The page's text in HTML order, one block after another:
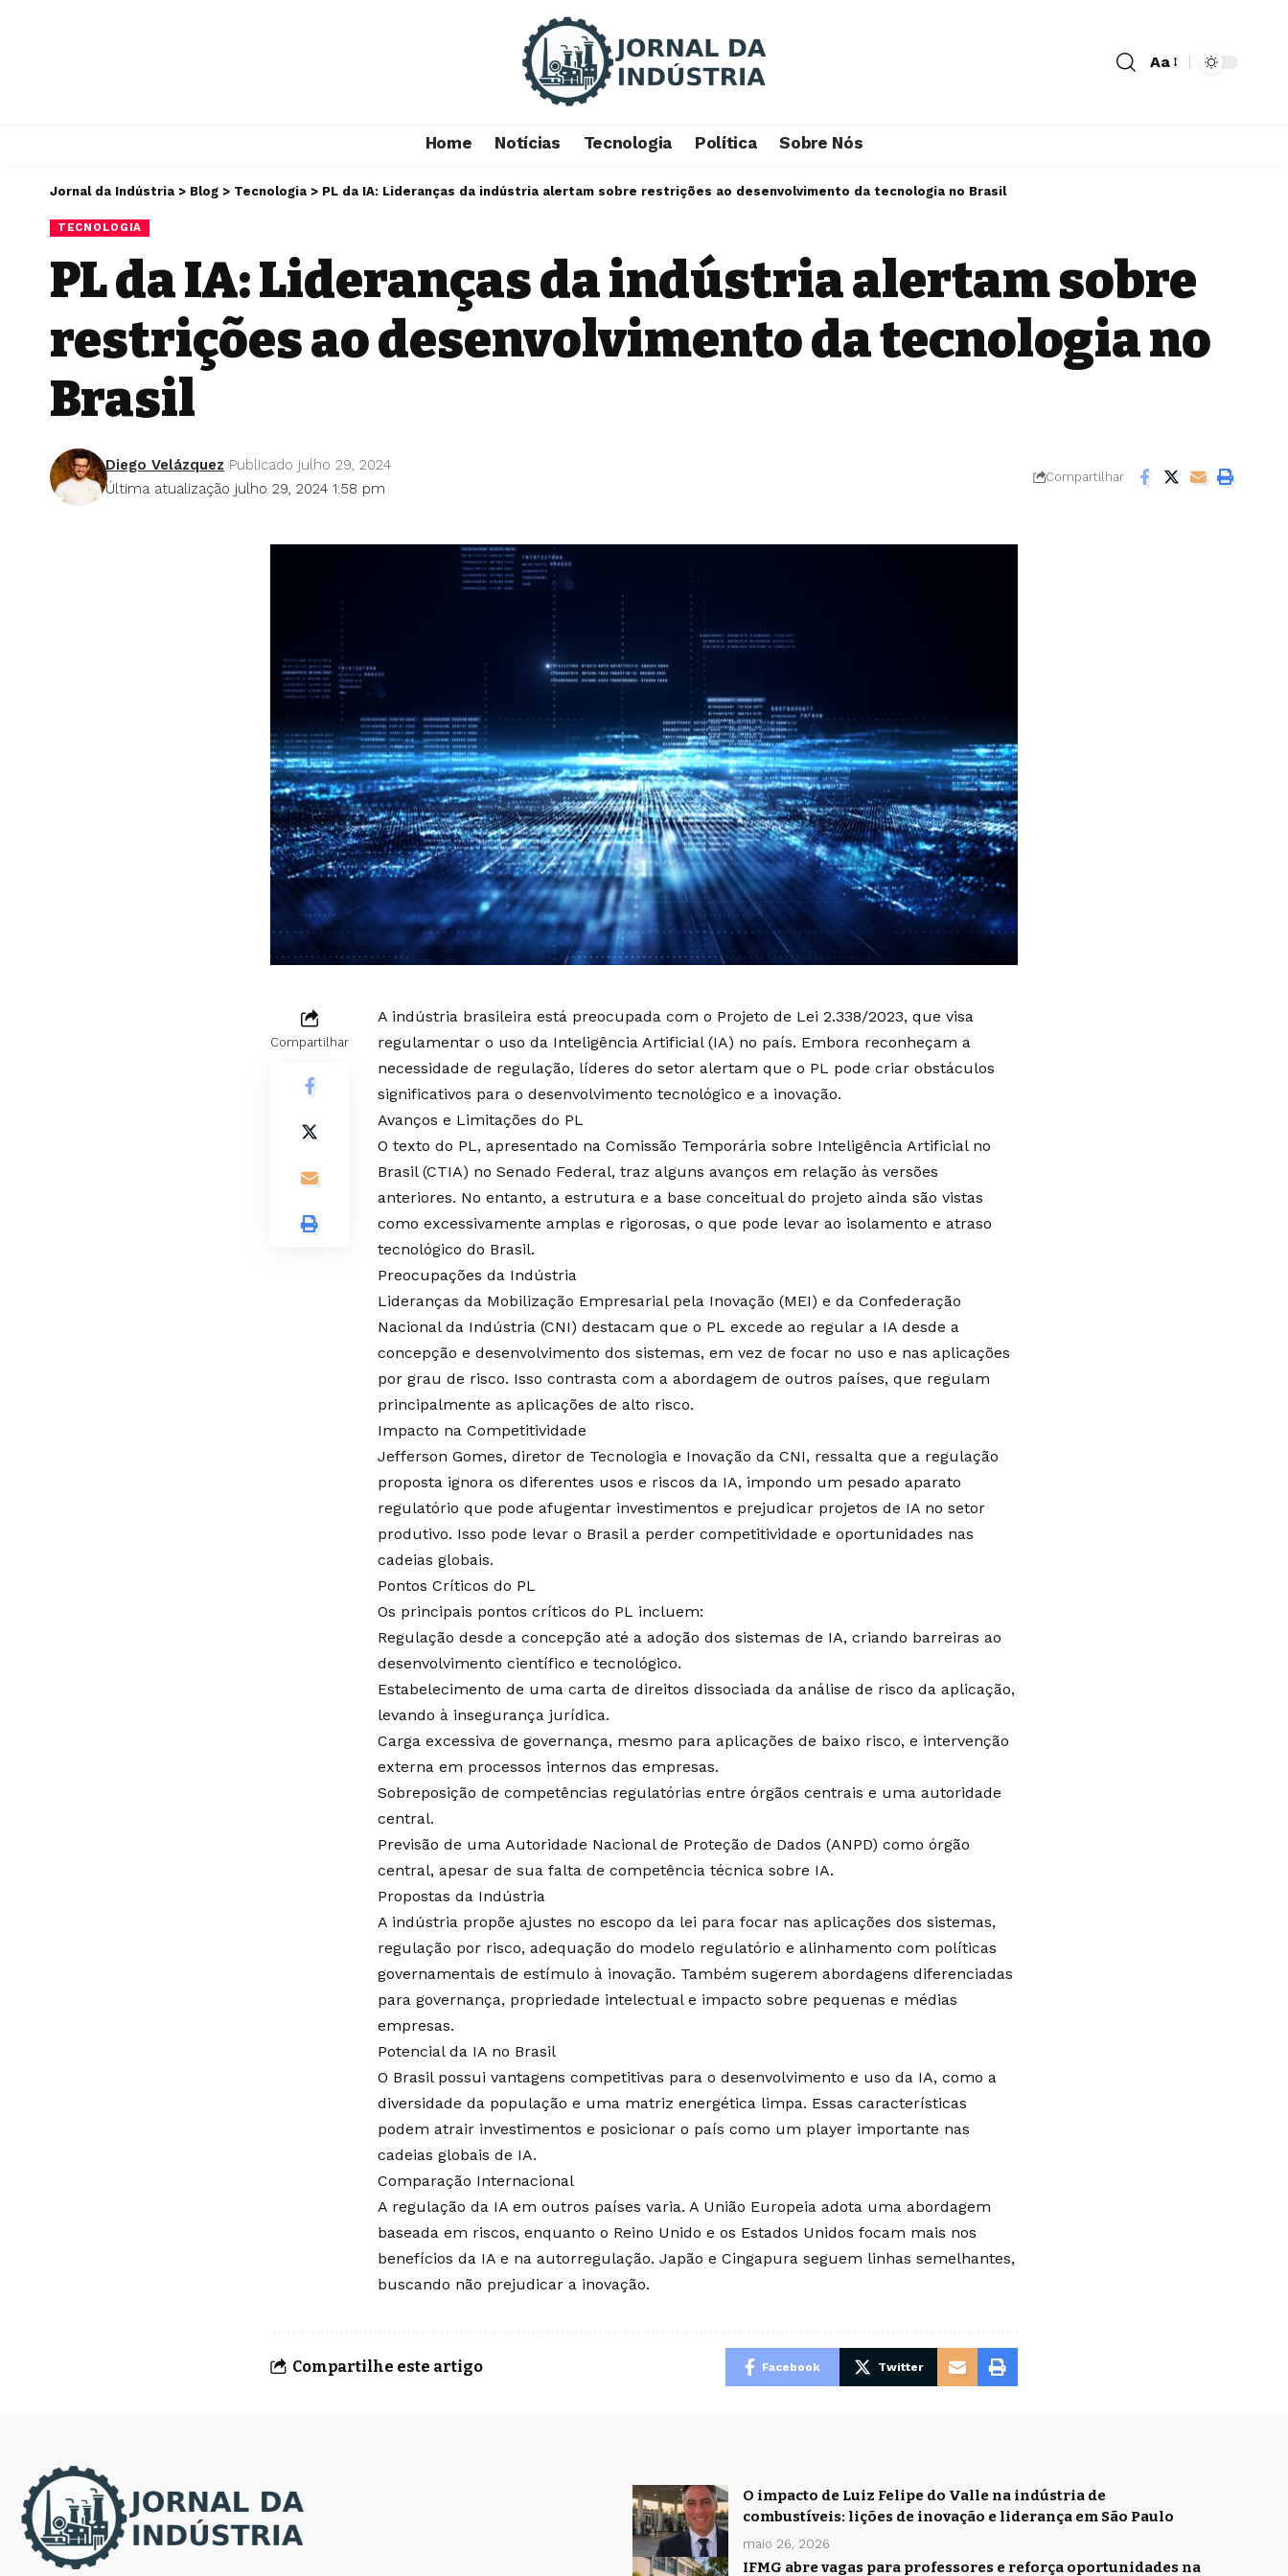
Aa
Home Notícias Tecnologia Política Sobre Nós
Jornal da Indústria > Blog > Tecnologia > PL da IA: Lideranças da indústria alertam sobre restrições ao desenvolvimento da tecnologia no Brasil
TECNOLOGIA
PL da IA: Lideranças da indústria alertam sobre
restrições ao desenvolvimento da tecnologia no
Brasil
Última atualização julho 29, 2024 1:58 pm
Diego Velázquez Publicado julho 29, 2024
Compartilhar
Compartilhar
A indústria brasileira está preocupada com o Projeto de Lei 2.338/2023, que visa
regulamentar o uso da Inteligência Artificial (IA) no país. Embora reconheçam a
necessidade de regulação, líderes do setor alertam que o PL pode criar obstáculos
significativos para o desenvolvimento tecnológico e a inovação.
Avanços e Limitações do PL
O texto do PL, apresentado na Comissão Temporária sobre Inteligência Artificial no
Brasil (CTIA) no Senado Federal, traz alguns avanços em relação às versões
anteriores. No entanto, a estrutura e a base conceitual do projeto ainda são vistas
como excessivamente amplas e rigorosas, o que pode levar ao isolamento e atraso
tecnológico do Brasil.
Preocupações da Indústria
Lideranças da Mobilização Empresarial pela Inovação (MEI) e da Confederação
Nacional da Indústria (CNI) destacam que o PL excede ao regular a IA desde a
concepção e desenvolvimento dos sistemas, em vez de focar no uso e nas aplicações
por grau de risco. Isso contrasta com a abordagem de outros países, que regulam
principalmente as aplicações de alto risco.
Impacto na Competitividade
Jefferson Gomes, diretor de Tecnologia e Inovação da CNI, ressalta que a regulação
proposta ignora os diferentes usos e riscos da IA, impondo um pesado aparato
regulatório que pode afugentar investimentos e prejudicar projetos de IA no setor
produtivo. Isso pode levar o Brasil a perder competitividade e oportunidades nas
cadeias globais.
Pontos Críticos do PL
Os principais pontos críticos do PL incluem:
Regulação desde a concepção até a adoção dos sistemas de IA, criando barreiras ao
desenvolvimento científico e tecnológico.
Estabelecimento de uma carta de direitos dissociada da análise de risco da aplicação,
levando à insegurança jurídica.
Carga excessiva de governança, mesmo para aplicações de baixo risco, e intervenção
externa em processos internos das empresas.
Sobreposição de competências regulatórias entre órgãos centrais e uma autoridade
central.
Previsão de uma Autoridade Nacional de Proteção de Dados (ANPD) como órgão
central, apesar de sua falta de competência técnica sobre IA.
Propostas da Indústria
A indústria propõe ajustes no escopo da lei para focar nas aplicações dos sistemas,
regulação por risco, adequação do modelo regulatório e alinhamento com políticas
governamentais de estímulo à inovação. Também sugerem abordagens diferenciadas
para governança, propriedade intelectual e impacto sobre pequenas e médias
empresas.
Potencial da IA no Brasil
O Brasil possui vantagens competitivas para o desenvolvimento e uso da IA, como a
diversidade da população e uma matriz energética limpa. Essas características
podem atrair investimentos e posicionar o país como um player importante nas
cadeias globais de IA.
Comparação Internacional
A regulação da IA em outros países varia. A União Europeia adota uma abordagem
baseada em riscos, enquanto o Reino Unido e os Estados Unidos focam mais nos
benefícios da IA e na autorregulação. Japão e Cingapura seguem linhas semelhantes,
buscando não prejudicar a inovação.
Compartilhe este artigo Facebook Twitter
O impacto de Luiz Felipe do Valle na indústria de
combustíveis: lições de inovação e liderança em São Paulo
maio 26, 2026
IFMG abre vagas para professores e reforça oportunidades na